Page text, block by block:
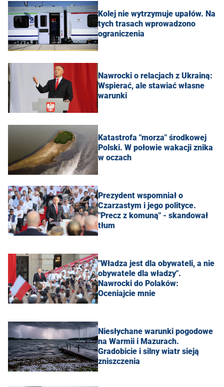
Kolej nie wytrzymuje upałów. Na
tych trasach wprowadzono
ograniczenia
Nawrocki o relacjach z Ukrainą:
Wspierać, ale stawiać własne
warunki
Katastrofa "morza" środkowej
Polski. W połowie wakacji znika
w oczach
Prezydent wspomniał o
Czarzastym i jego polityce.
"Precz z komuną" - skandował
tłum
"Władza jest dla obywateli, a nie
obywatele dla władzy".
Nawrocki do Polaków:
Oceniajcie mnie
Niesłychane warunki pogodowe
na Warmii i Mazurach.
Gradobicie i silny wiatr sieją
zniszczenia